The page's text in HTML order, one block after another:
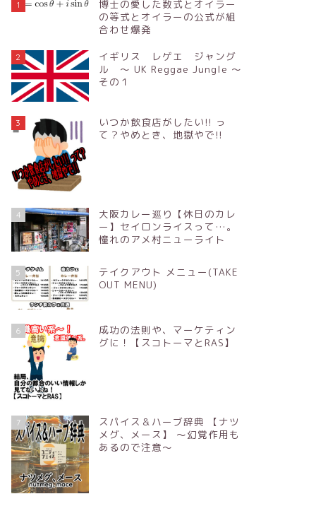
1
博士の愛した数式とオイラー
の等式とオイラーの公式が組
合わせ爆発
2
イギリス レゲエ ジャング
ル ～ UK Reggae Jungle ～
その１
3
いつか飲食店がしたい!! っ
て？やめとき、地獄やで!!
4
大阪カレー巡り【休日のカレ
ー】セイロンライスって…。
憧れのアメ村ニューライト
5
テイクアウト メニュー(TAKE
OUT MENU)
6
成功の法則や、マーケティン
グに！【スコトーマとRAS】
7
スパイス＆ハーブ辞典 【ナツ
メグ、メース】 ～幻覚作用も
あるので注意～